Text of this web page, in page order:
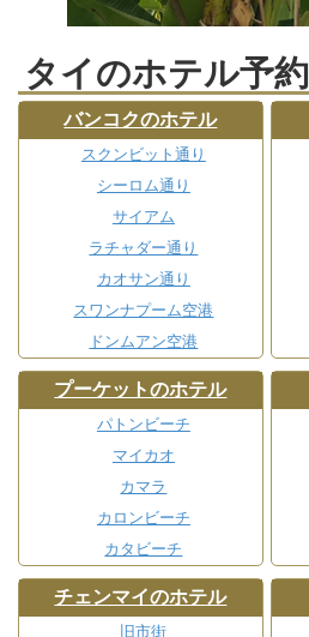
タイのホテル予約
バンコクのホテル
スクンビット通り
シーロム通り
サイアム
ラチャダー通り
カオサン通り
スワンナプーム空港
ドンムアン空港
プーケットのホテル
パトンビーチ
マイカオ
カマラ
カロンビーチ
カタビーチ
チェンマイのホテル
旧市街